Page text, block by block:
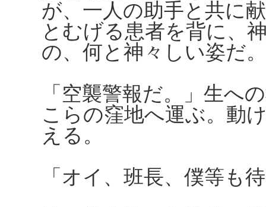
が、一人の助手と共に
とむげる患者を背に、
の、何と神々しい姿だ。
「空襲警報だ。」生へ
こらの窪地へ運ぶ。動
える。
「オイ、班長、僕等も